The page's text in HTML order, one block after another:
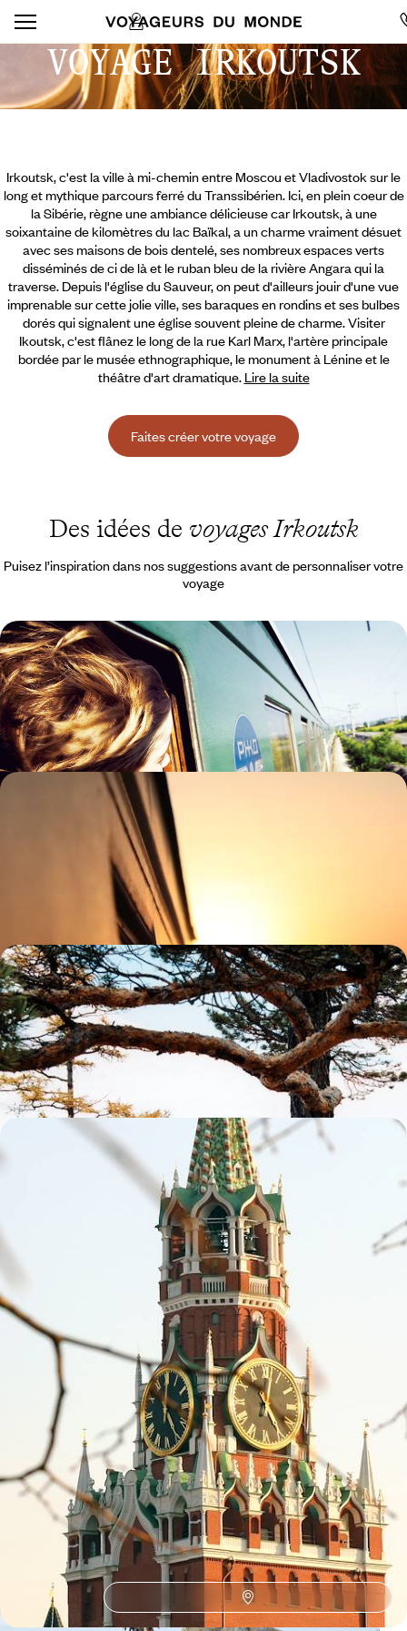
VOYAGE IRKOUTSK
Irkoutsk, c'est la ville à mi-chemin entre Moscou et Vladivostok sur le
long et mythique parcours ferré du Transsibérien. Ici, en plein coeur de
la Sibérie, règne une ambiance délicieuse car Irkoutsk, à une
soixantaine de kilomètres du lac Baïkal, a un charme vraiment désuet
avec ses maisons de bois dentelé, ses nombreux espaces verts
disséminés de ci de là et le ruban bleu de la rivière Angara qui la
traverse. Depuis l'église du Sauveur, on peut d'ailleurs jouir d'une vue
imprenable sur cette jolie ville, ses baraques en rondins et ses bulbes
dorés qui signalent une église souvent pleine de charme.Visiter
Ikoutsk, c'est flânez le long de la rue Karl Marx, l'artère principale
bordée par le musée ethnographique, le monument à Lénine et le
théâtre d'art dramatique. Lire la suite
Faites créer votre voyage
Des idées de voyages Irkoutsk
Puisez l’inspiration dans nos suggestions avant de personnaliser votre
voyage
Objectif Baïkal ! - Un voyage en Transsibérien
Le train mythique de Moscou à Irkoutsk, 3 jours sur l’île d’Olkhon : le lac
Baïkal intime
15 jours, de CHF 3300 à CHF 4500
De Moscou à Pékin - Le Transsibérien avec les
Voyager à un autre rythme, vivre le microcosme embarqué sur rails
pour un voyage au long cours avec la population locale
16 jours, de CHF 5200 à CHF 7100
Transmongol & Sibérie - En tribu, du Lac Baïkal à la
steppe
Une équipée de Sibérie en Mongolie, vécue avec ses enfants, à un
rythme qui convient à tous
16 jours, de CHF 5200 à CHF 7100
L’Or des tsars de Moscou à Pékin - Au fil du
Transsibérien
Prendre la tangente vers l'est le temps d'un grand voyage à bord du
mythique Transsibérien : le luxe !
16 jours, de CHF 9000 à CHF 12400
1
Le GuideIrkoutsk
Conseils pratiques, témoignages et inspirations pour bien préparer son
voyage